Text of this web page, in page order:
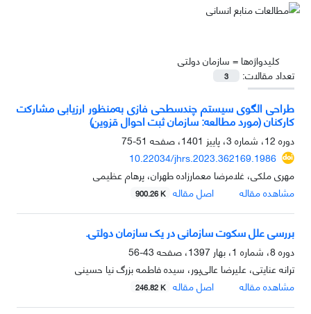
کلیدواژه‌ها = سازمان دولتی
تعداد مقالات:
3
طراحی الگوی سیستم چندسطحی فازی به‌منظور ارزیابی مشارکت
کارکنان (مورد مطالعه: سازمان ثبت احوال قزوین)
دوره 12، شماره 3، پاییز 1401، صفحه
51-75
10.22034/jhrs.2023.362169.1986
مهری ملکی، غلامرضا معمارزاده طهران، پرهام عظیمی
مشاهده مقاله
اصل مقاله 900.26 K
بررسی علل سکوت سازمانی در یک سازمان دولتی.
دوره 8، شماره 1، بهار 1397، صفحه
43-56
ترانه عنایتی، علیرضا عالی‌پور، سیده فاطمه بزرگ نیا حسینی
مشاهده مقاله
اصل مقاله 246.82 K